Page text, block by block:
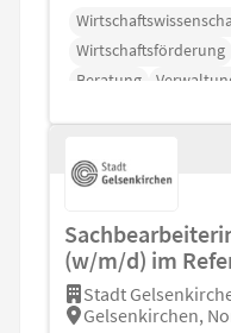
Wirtschaftsförderung
Beratung
(w/m/d) im
Stadt
Gelsenkirchen,